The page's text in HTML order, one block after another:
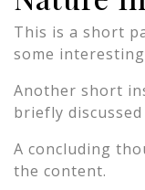
This is a short
some
Another short
briefly discussed
A concluding
the content.